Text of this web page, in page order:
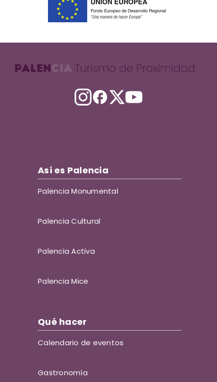
Así es Palencia
Palencia Monumental
Palencia Cultural
Palencia Activa
Palencia Mice
Qué hacer
Calendario de eventos
Gastronomía